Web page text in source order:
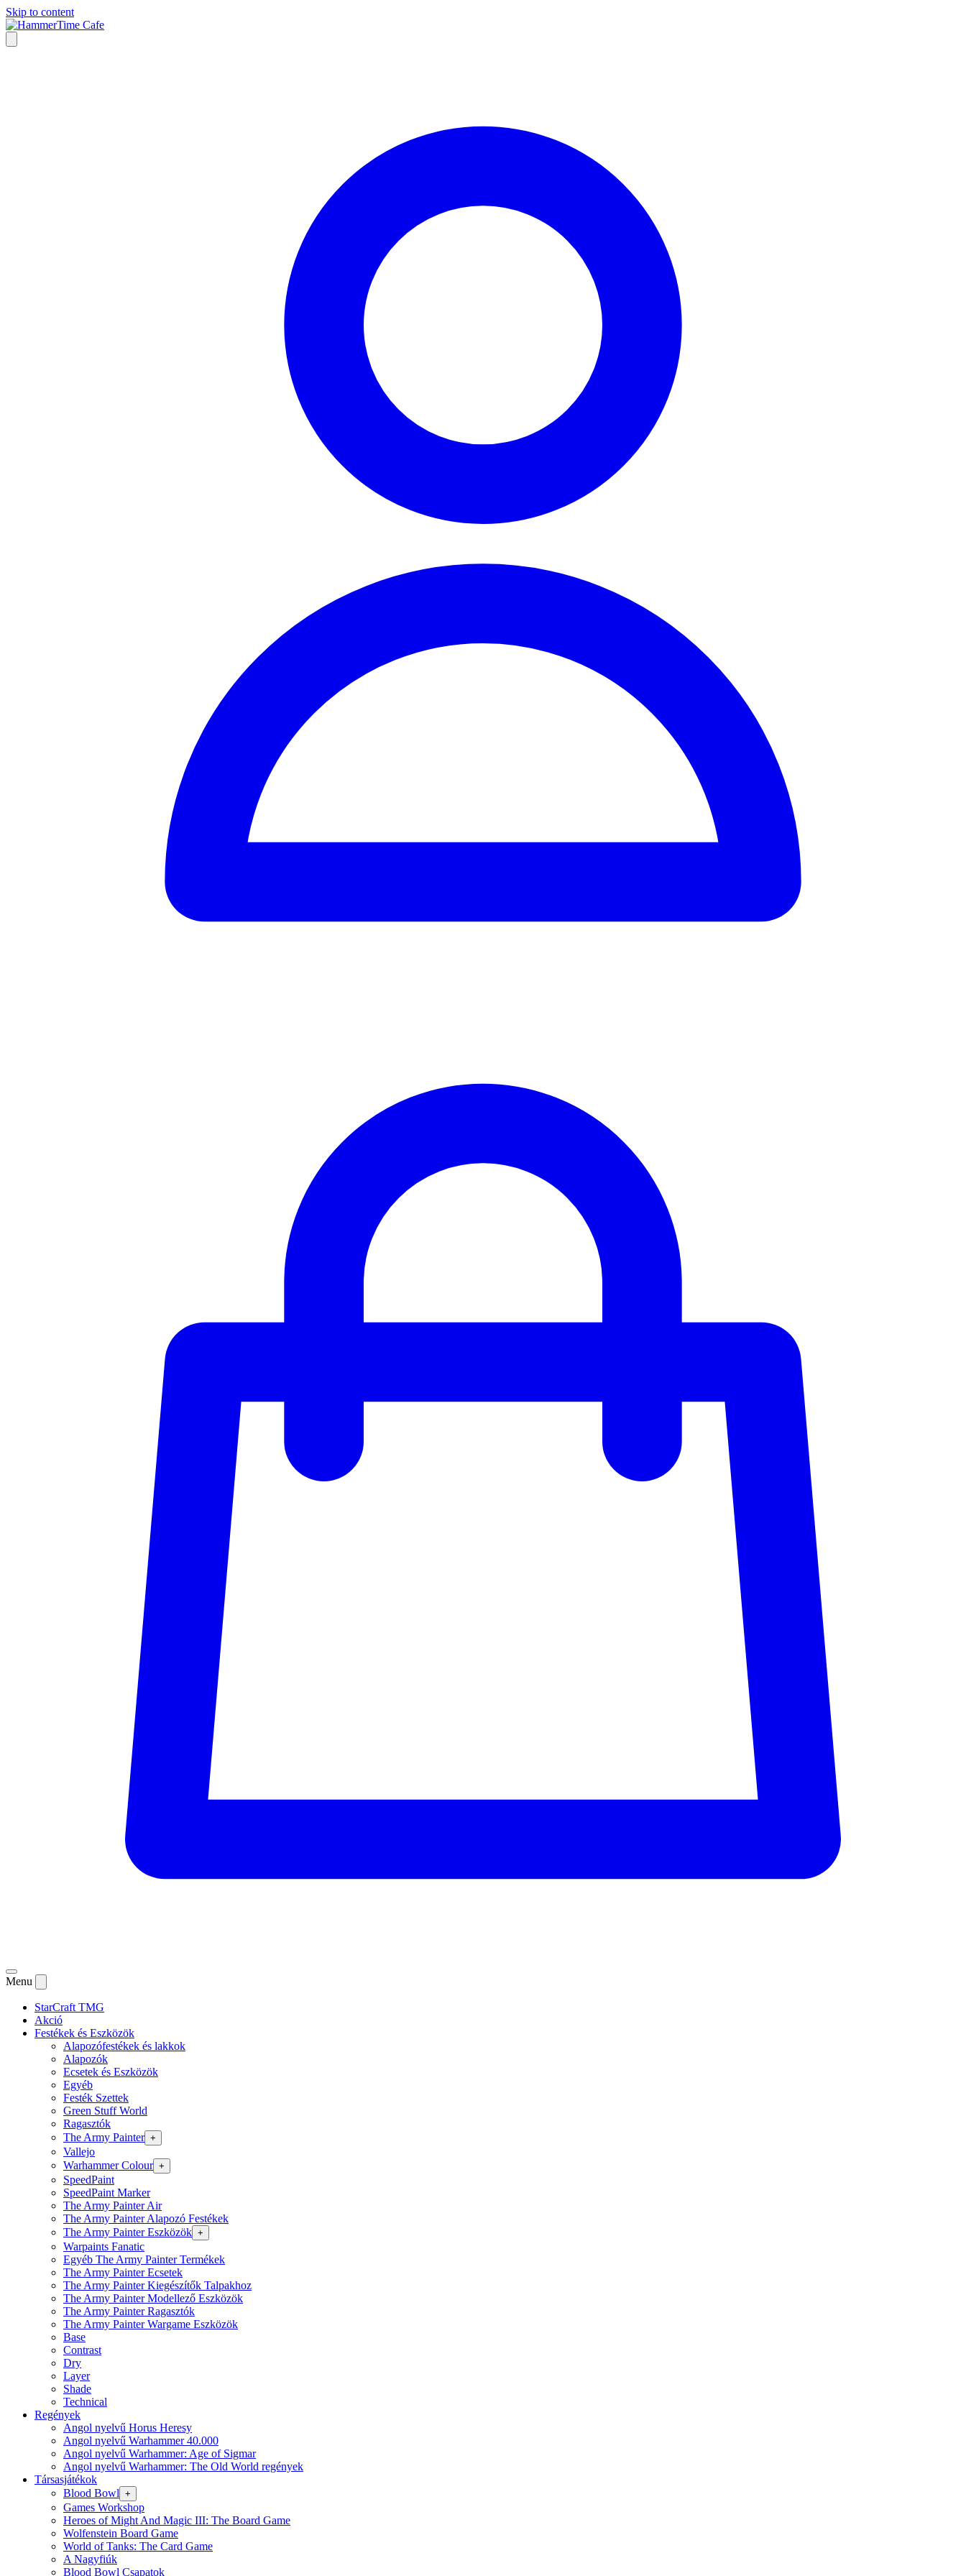
Skip to content
Menu
StarCraft TMG
Akció
Festékek és Eszközök
Alapozófestékek és lakkok
Alapozók
Ecsetek és Eszközök
Egyéb
Festék Szettek
Green Stuff World
Ragasztók
The Army Painter +
Vallejo
Warhammer Colour +
SpeedPaint
SpeedPaint Marker
The Army Painter Air
The Army Painter Alapozó Festékek
The Army Painter Eszközök +
Warpaints Fanatic
Egyéb The Army Painter Termékek
The Army Painter Ecsetek
The Army Painter Kiegészítők Talpakhoz
The Army Painter Modellező Eszközök
The Army Painter Ragasztók
The Army Painter Wargame Eszközök
Base
Contrast
Dry
Layer
Shade
Technical
Regények
Angol nyelvű Horus Heresy
Angol nyelvű Warhammer 40.000
Angol nyelvű Warhammer: Age of Sigmar
Angol nyelvű Warhammer: The Old World regények
Társasjátékok
Blood Bowl +
Games Workshop
Heroes of Might And Magic III: The Board Game
Wolfenstein Board Game
World of Tanks: The Card Game
A Nagyfiúk
Blood Bowl Csapatok